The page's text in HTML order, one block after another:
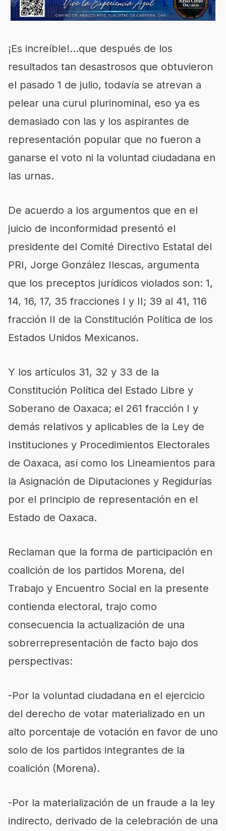
¡Es increíble!…que después de los
resultados tan desastrosos que obtuvieron
el pasado 1 de julio, todavía se atrevan a
pelear una curul plurinominal, eso ya es
demasiado con las y los aspirantes de
representación popular que no fueron a
ganarse el voto ni la voluntad ciudadana en
las urnas.
De acuerdo a los argumentos que en el
juicio de inconformidad presentó el
presidente del Comité Directivo Estatal del
PRI, Jorge González Ilescas, argumenta
que los preceptos jurídicos violados son: 1,
14, 16, 17, 35 fracciones I y II; 39 al 41, 116
fracción II de la Constitución Política de los
Estados Unidos Mexicanos.
Y los artículos 31, 32 y 33 de la
Constitución Política del Estado Libre y
Soberano de Oaxaca; el 261 fracción I y
demás relativos y aplicables de la Ley de
Instituciones y Procedimientos Electorales
de Oaxaca, así como los Lineamientos para
la Asignación de Diputaciones y Regidurías
por el principio de representación en el
Estado de Oaxaca.
Reclaman que la forma de participación en
coalición de los partidos Morena, del
Trabajo y Encuentro Social en la presente
contienda electoral, trajo como
consecuencia la actualización de una
sobrerrepresentación de facto bajo dos
perspectivas:
-Por la voluntad ciudadana en el ejercicio
del derecho de votar materializado en un
alto porcentaje de votación en favor de uno
solo de los partidos integrantes de la
coalición (Morena).
-Por la materialización de un fraude a la ley
indirecto, derivado de la celebración de una